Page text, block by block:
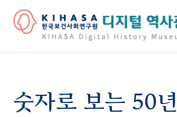
숫자로 보는 50년